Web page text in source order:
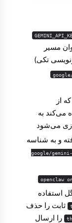
مسیر
تکی)
می‌کند به
می‌شود
و به شناسه
google/
openclaw
استفاده
ثابت را حذف
را ارسال